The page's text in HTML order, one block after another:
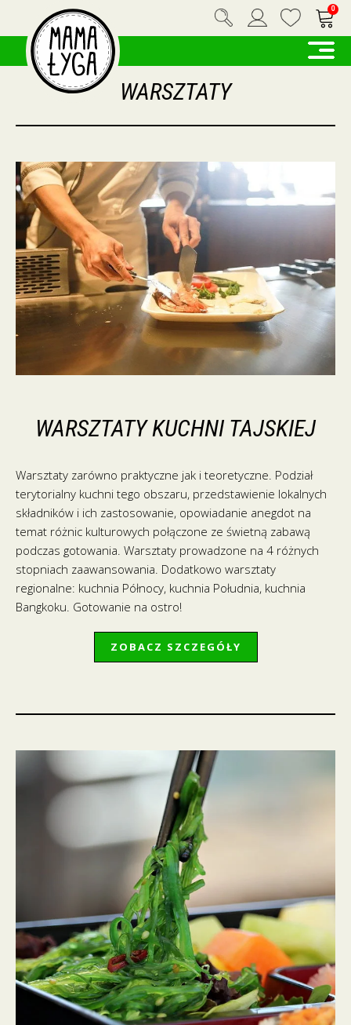
0
WARSZTATY
WARSZTATY KUCHNI TAJSKIEJ
Warsztaty zarówno praktyczne jak i teoretyczne. Podział
terytorialny kuchni tego obszaru, przedstawienie lokalnych
składników i ich zastosowanie, opowiadanie anegdot na
temat różnic kulturowych połączone ze świetną zabawą
podczas gotowania. Warsztaty prowadzone na 4 różnych
stopniach zaawansowania. Dodatkowo warsztaty
regionalne: kuchnia Północy, kuchnia Południa, kuchnia
Bangkoku. Gotowanie na ostro!
ZOBACZ SZCZEGÓŁY